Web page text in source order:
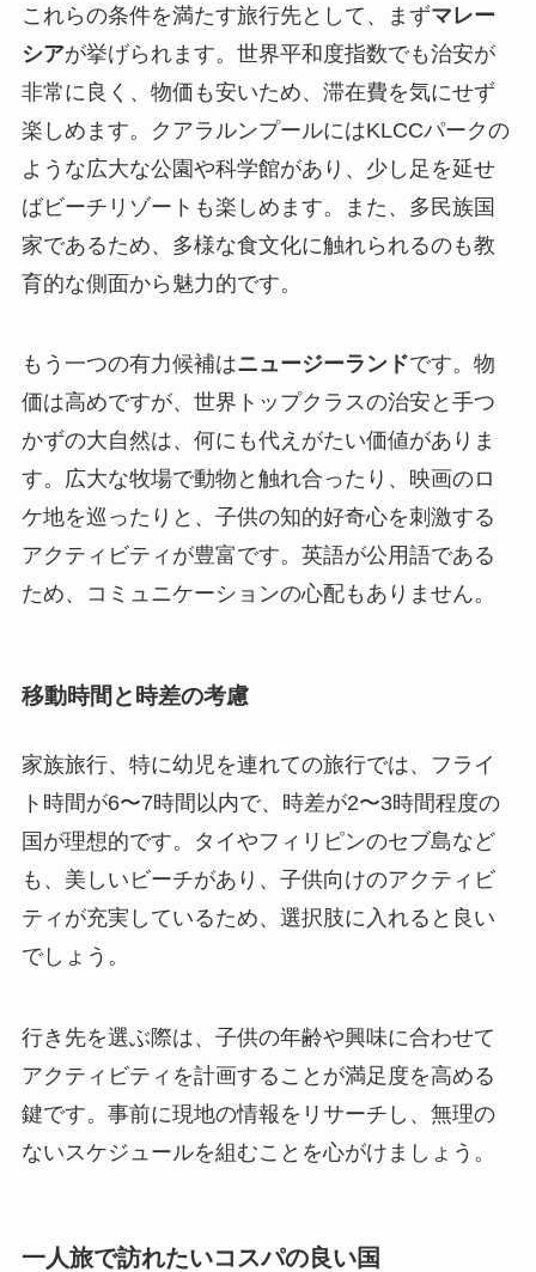
これらの条件を満たす旅行先として、まずマレー
シアが挙げられます。世界平和度指数でも治安が
非常に良く、物価も安いため、滞在費を気にせず
楽しめます。クアラルンプールにはKLCCパークの
ような広大な公園や科学館があり、少し足を延せ
ばビーチリゾートも楽しめます。また、多民族国
家であるため、多様な食文化に触れられるのも教
育的な側面から魅力的です。
もう一つの有力候補はニュージーランドです。物
価は高めですが、世界トップクラスの治安と手つ
かずの大自然は、何にも代えがたい価値がありま
す。広大な牧場で動物と触れ合ったり、映画のロ
ケ地を巡ったりと、子供の知的好奇心を刺激する
アクティビティが豊富です。英語が公用語である
ため、コミュニケーションの心配もありません。
移動時間と時差の考慮
家族旅行、特に幼児を連れての旅行では、フライ
ト時間が6〜7時間以内で、時差が2〜3時間程度の
国が理想的です。タイやフィリピンのセブ島など
も、美しいビーチがあり、子供向けのアクティビ
ティが充実しているため、選択肢に入れると良い
でしょう。
行き先を選ぶ際は、子供の年齢や興味に合わせて
アクティビティを計画することが満足度を高める
鍵です。事前に現地の情報をリサーチし、無理の
ないスケジュールを組むことを心がけましょう。
一人旅で訪れたいコスパの良い国